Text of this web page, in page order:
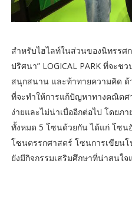
สำหรับไฮไลท์ในส่วนของนิทรรศ
ปริศนา” LOGICAL PARK ที่จะช
สนุกสนาน และท้าทายความคิด
ที่จะทำให้การแก้ปัญหาทางคณิตศ
ง่ายและไม่น่าเบื่ออีกต่อไป โดยภ
ทั้งหมด 5 โซนด้วยกัน ได้แก่ โซน
โซนตรรกศาสตร์ โซนการเขียน
ยังมีกิจกรรมเสริมศึกษาที่น่าสนใ